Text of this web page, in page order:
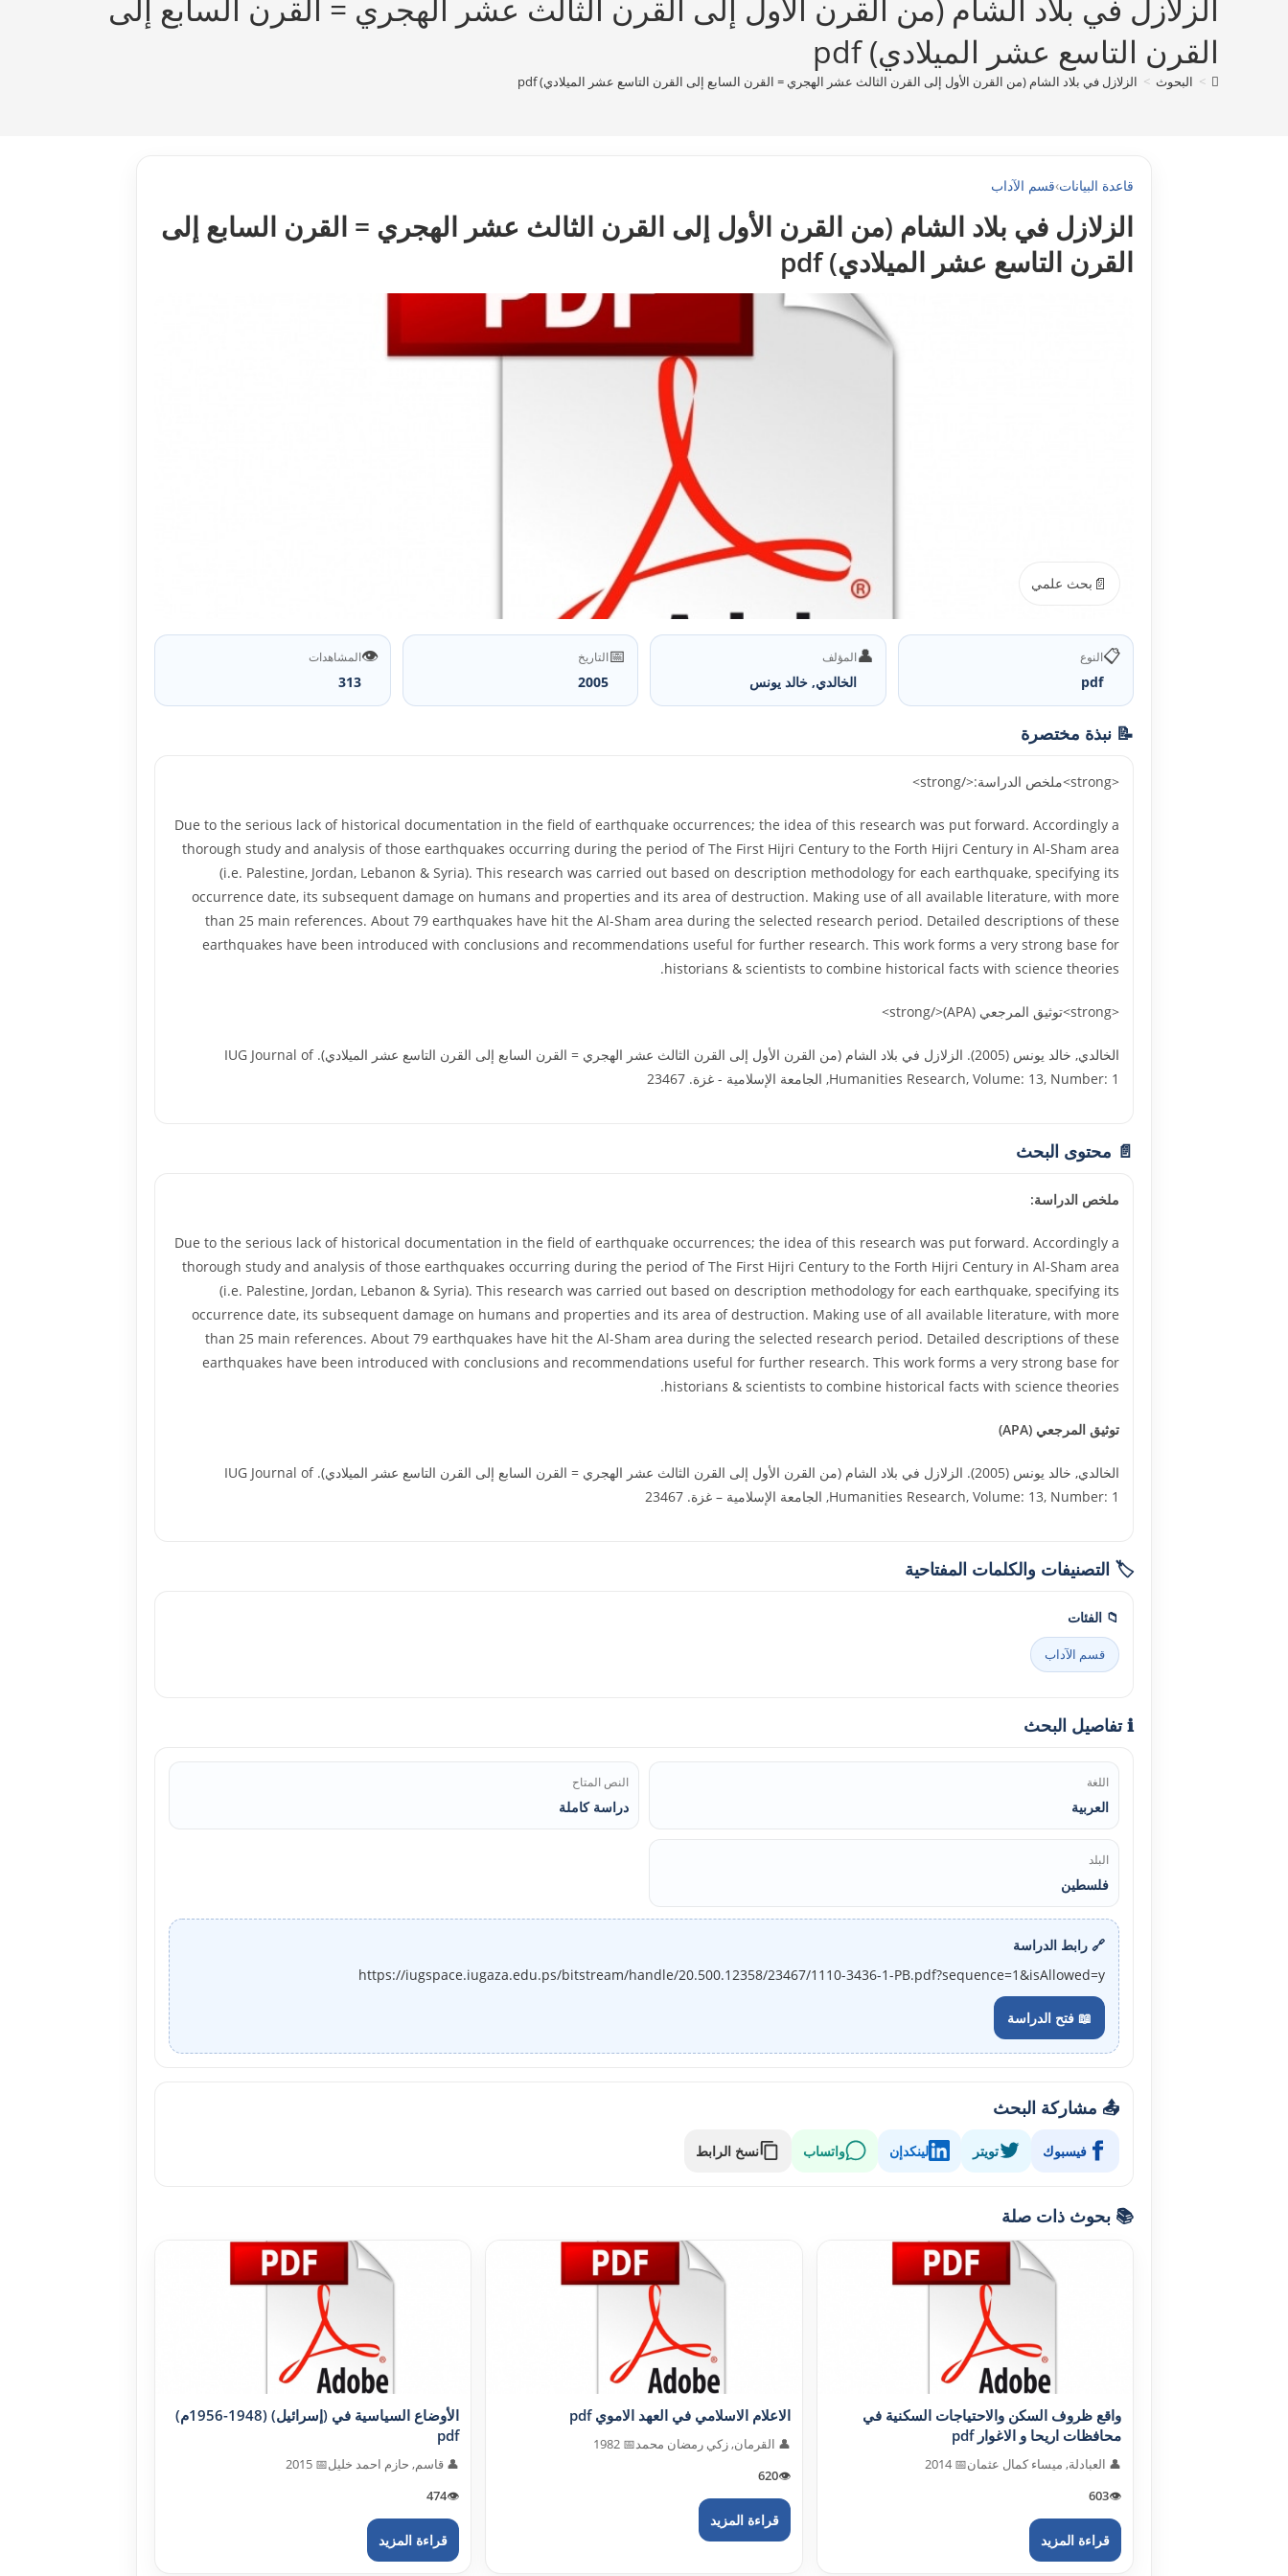
الزلازل في بلاد الشام (من القرن الأول إلى القرن الثالث عشر الهجري = القرن السابع إلى
القرن التاسع عشر الميلادي) pdf
> البحوث > الزلازل في بلاد الشام (من القرن الأول إلى القرن الثالث عشر الهجري = القرن السابع إلى القرن التاسع عشر الميلادي) pdf
قاعدة البيانات›قسم الآداب
الزلازل في بلاد الشام (من القرن الأول إلى القرن الثالث عشر الهجري = القرن السابع إلى
القرن التاسع عشر الميلادي) pdf
📄 بحث علمي
📋النوع
pdf
👤المؤلف
الخالدي, خالد يونس
📅التاريخ
2005
👁️المشاهدات
313
📝 نبذة مختصرة
<strong>ملخص الدراسة:</strong>
Due to the serious lack of historical documentation in the field of earthquake occurrences; the idea of this research was put forward. Accordingly a
thorough study and analysis of those earthquakes occurring during the period of The First Hijri Century to the Forth Hijri Century in Al-Sham area
(i.e. Palestine, Jordan, Lebanon & Syria). This research was carried out based on description methodology for each earthquake, specifying its
occurrence date, its subsequent damage on humans and properties and its area of destruction. Making use of all available literature, with more
than 25 main references. About 79 earthquakes have hit the Al-Sham area during the selected research period. Detailed descriptions of these
earthquakes have been introduced with conclusions and recommendations useful for further research. This work forms a very strong base for
historians & scientists to combine historical facts with science theories.
<strong>توثيق المرجعي (APA)</strong>
الخالدي, خالد يونس (2005). الزلازل في بلاد الشام (من القرن الأول إلى القرن الثالث عشر الهجري = القرن السابع إلى القرن التاسع عشر الميلادي). IUG Journal of
Humanities Research, Volume: 13, Number: 1, الجامعة الإسلامية - غزة. 23467
📄 محتوى البحث
ملخص الدراسة:
Due to the serious lack of historical documentation in the field of earthquake occurrences; the idea of this research was put forward. Accordingly a
thorough study and analysis of those earthquakes occurring during the period of The First Hijri Century to the Forth Hijri Century in Al-Sham area
(i.e. Palestine, Jordan, Lebanon & Syria). This research was carried out based on description methodology for each earthquake, specifying its
occurrence date, its subsequent damage on humans and properties and its area of destruction. Making use of all available literature, with more
than 25 main references. About 79 earthquakes have hit the Al-Sham area during the selected research period. Detailed descriptions of these
earthquakes have been introduced with conclusions and recommendations useful for further research. This work forms a very strong base for
historians & scientists to combine historical facts with science theories.
توثيق المرجعي (APA)
الخالدي, خالد يونس (2005). الزلازل في بلاد الشام (من القرن الأول إلى القرن الثالث عشر الهجري = القرن السابع إلى القرن التاسع عشر الميلادي). IUG Journal of
Humanities Research, Volume: 13, Number: 1, الجامعة الإسلامية – غزة. 23467
🏷️ التصنيفات والكلمات المفتاحية
📁 الفئات
قسم الآداب
ℹ️ تفاصيل البحث
اللغة
العربية
النص المتاح
دراسة كاملة
البلد
فلسطين
🔗 رابط الدراسة
https://iugspace.iugaza.edu.ps/bitstream/handle/20.500.12358/23467/1110-3436-1-PB.pdf?sequence=1&isAllowed=y
📖 فتح الدراسة
📤 مشاركة البحث
فيسبوك تويتر لينكدإن واتساب نسخ الرابط
📚 بحوث ذات صلة
واقع ظروف السكن والاحتياجات السكنية في
محافظات اريحا و الاغوار pdf
👤 العبادلة, ميساء كمال عثمان📅 2014
👁️
603
قراءة المزيد
الاعلام الاسلامي في العهد الاموي pdf
👤 القرمان, زكي رمضان محمد📅 1982
👁️
620
قراءة المزيد
الأوضاع السياسية في (إسرائيل) (1948-1956م)
pdf
👤 قاسم, حازم احمد خليل📅 2015
👁️
474
قراءة المزيد